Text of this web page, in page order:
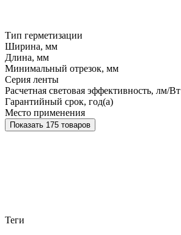
Тип герметизации
Ширина, мм
Длина, мм
Минимальный отрезок, мм
Серия ленты
Расчетная световая эффективность, лм/Вт
Гарантийный срок, год(а)
Место применения
Показать 175 товаров
Теги